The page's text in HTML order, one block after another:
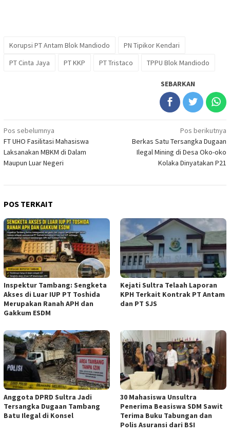
Korupsi PT Antam Blok Mandiodo
PN Tipikor Kendari
PT Cinta Jaya
PT KKP PT Tristaco TPPU Blok Mandiodo
SEBARKAN
Navigasi
pos
Pos sebelumnya
FT UHO Fasilitasi Mahasiswa
Laksanakan MBKM di Dalam
Maupun Luar Negeri
Pos berikutnya
Berkas Satu Tersangka Dugaan
Ilegal Mining di Desa Oko-oko
Kolaka Dinyatakan P21
POS TERKAIT
Inspektur Tambang: Sengketa
Akses di Luar IUP PT Toshida
Merupakan Ranah APH dan
Gakkum ESDM
Kejati Sultra Telaah Laporan
KPH Terkait Kontrak PT Antam
dan PT SJS
Anggota DPRD Sultra Jadi
Tersangka Dugaan Tambang
Batu Ilegal di Konsel
30 Mahasiswa Unsultra
Penerima Beasiswa SDM Sawit
Terima Buku Tabungan dan
Polis Asuransi dari BSI